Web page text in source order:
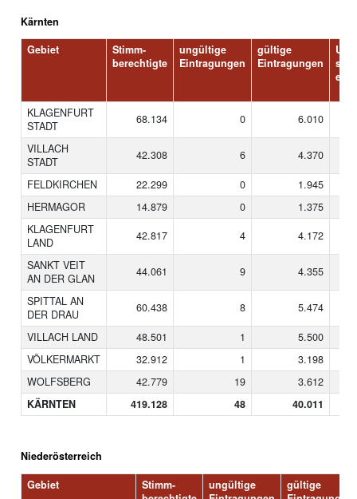
Kärnten
Gebiet
Stimm-
berechtigte
ungültige
Eintragungen
gültige
Eintragungen
KLAGENFURT
STADT
68.134 0 6.010
VILLACH
STADT
42.308 6 4.370
FELDKIRCHEN 22.299 0
1.945
HERMAGOR
14.879 0
1.375
KLAGENFURT
LAND
42.817 4 4.172
SANKT VEIT
AN DER GLAN
44.061 9 4.355
SPITTAL AN
DER DRAU
60.438 8 5.474
VILLACH LAND 48.501 1
5.500
VÖLKERMARKT
32.912 1
3.198
WOLFSBERG
42.779 19
3.612
KÄRNTEN
419.128 48 40.011
Niederösterreich
Gebiet
Stimm-
ungültige
gültige